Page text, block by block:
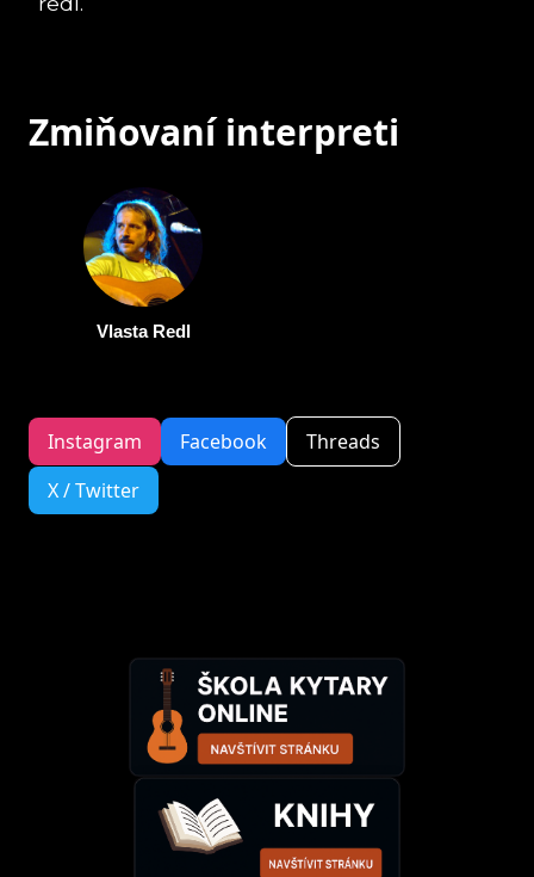
Zmiňovaní interpreti
Vlasta Redl
Instagram Facebook
Threads
X / Twitter